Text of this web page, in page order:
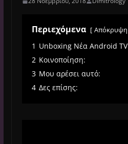
Περιεχόμενα Απόκρυψη
1 Unboxing Νέα Android TV
2 Κοινοποίηση:
3 Μου αρέσει αυτό:
4 Δες επίσης: